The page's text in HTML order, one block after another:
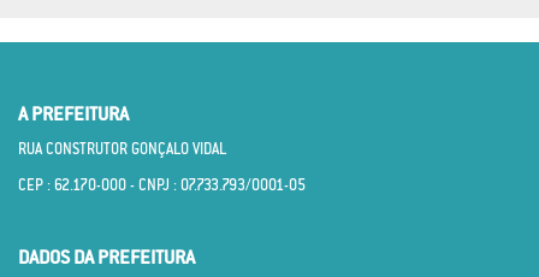
A PREFEITURA
RUA CONSTRUTOR GONÇALO VIDAL
CEP : 62.170­-000 - CNPJ : 07.733.793/0001­-05
DADOS DA PREFEITURA